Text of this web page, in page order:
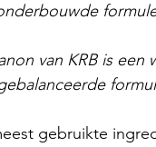
van KRB is
gebruikte